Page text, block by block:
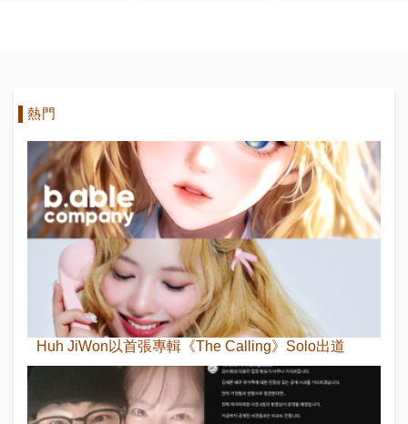
熱門
Huh JiWon以首張專輯《The Calling》Solo出道